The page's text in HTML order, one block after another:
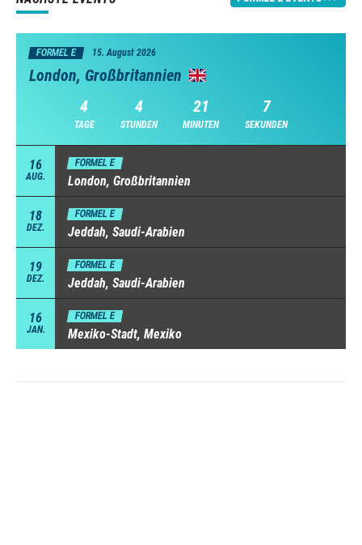
FORMEL E 15. August 2026
London, Großbritannien
4
TAGE
4
STUNDEN
21
MINUTEN
6
SEKUNDEN
16
AUG.
FORMEL E
London, Großbritannien
18
DEZ.
FORMEL E
Jeddah, Saudi-Arabien
19
DEZ.
FORMEL E
Jeddah, Saudi-Arabien
16
JAN.
FORMEL E
Mexiko-Stadt, Mexiko